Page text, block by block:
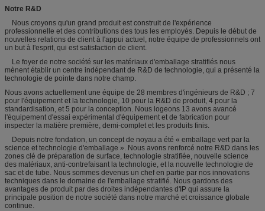
Notre R&D
Nous croyons qu'un grand produit est construit de l'expérience
professionnelle et des contributions des tous les employés. Depuis le début de
nouvelles relations de client à l'appui actuel, notre équipe de professionnels ont
un but à l'esprit, qui est satisfaction de client.
Le foyer de notre société sur les matériaux d'emballage stratifiés nous
mènent établir un centre indépendant de R&D de technologie, qui a présenté la
technologie de pointe dans notre champ.
Nous avons actuellement une équipe de 28 membres d'ingénieurs de R&D ; 7
pour l'équipement et la technologie, 10 pour la R&D de produit, 4 pour la
standardisation, et 5 pour la conception. Nous logeons 13 avons avancé
l'équipement d'essai expérimental d'équipement et de fabrication pour
inspecter la matière première, demi-complet et les produits finis.
Depuis notre fondation, un concept de noyau a été « emballage vert par la
science et technologie d'emballage ». Nous avons renforcé notre R&D dans les
zones clé de préparation de surface, technologie stratifiée, nouvelle science
des matériaux, anti-contrefaisant la technologie, et la nouvelle technologie de
sac et de tube. Nous sommes devenus un chef en partie par nos innovations
techniques dans le domaine de l'emballage stratifié. Nous gardons des
avantages de produit par des droites indépendantes d'IP qui assure la
principale position de notre société dans notre marché et croissance globale
continue.